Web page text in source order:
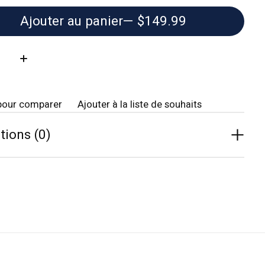
Ajouter au panier
— $149.99
comparer Ajouter à la liste de souhaits
(0)